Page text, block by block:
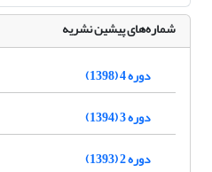
شماره‌های پیشین نشریه
دوره 4 (1398)
دوره 3 (1394)
دوره 2 (1393)